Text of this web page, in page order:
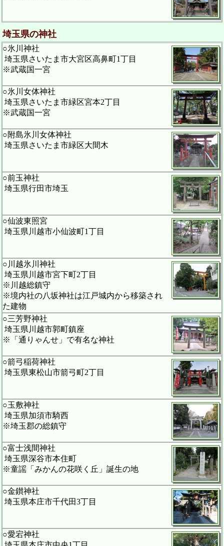
埼玉県の神社
○氷川神社
埼玉県さいたま市大宮区高鼻町1丁目
※武蔵国一宮
○氷川女体神社
埼玉県さいたま市緑区宮本2丁目
※武蔵国一宮
○附島氷川女体神社
埼玉県さいたま市緑区大間木
○前玉神社
埼玉県行田市埼玉
○仙波東照宮
埼玉県川越市小仙波町1丁目
○川越氷川神社
埼玉県川越市宮下町2丁目
※川越総鎮守
※境内社の八坂神社は江戸城内から移築され
た建物
○三芳野神社
埼玉県川越市郭町鎮座
※「通りゃんせ」で有名な神社
○箭弓稲荷神社
埼玉県東松山市箭弓町2丁目
○玉敷神社
埼玉県加須市騎西
※埼玉郡の総鎮守
○富士浅間神社
埼玉県深谷市本住町
※童謡「みかんの花咲く丘」誕生の地
○金鑚神社
埼玉県本庄市千代田3丁目
○愛宕神社